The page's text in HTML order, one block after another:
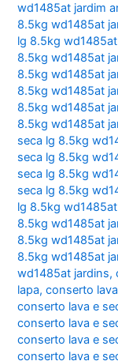
wd1485at jardim
8.5kg wd1485at
lg 8.5kg
8.5kg wd1485at
8.5kg wd1485at
8.5kg wd1485at
8.5kg wd1485at
8.5kg wd1485at
seca lg 8.5kg
seca lg 8.5kg
seca lg 8.5kg
seca lg 8.5kg
lg 8.5kg
8.5kg wd1485at
8.5kg wd1485at
8.5kg wd1485at
wd1485at jardins,
lapa,conserto
conserto lava e
conserto lava e
conserto lava e
conserto lava e